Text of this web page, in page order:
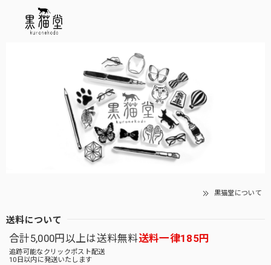
黒猫堂について
送料について
合計5,000円以上は送料無料送料一律185円
追跡可能なクリックポスト配送
10日以内に発送いたします